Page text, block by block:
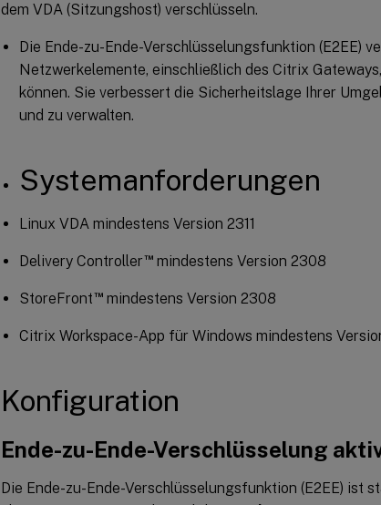
dem VDA (Sitzungshost) verschlüsseln.
Die Ende-zu-Ende-Verschlüsselungsfunktion (E2EE)
Netzwerkelemente, einschließlich des Citrix
können. Sie verbessert die Sicherheitslage Ihrer
und zu verwalten.
Systemanforderungen
Linux VDA mindestens Version 2311
Delivery Controller™mindestens Version 2308
StoreFront™mindestens Version 2308
Citrix Workspace-App für Windows mindestens
Konfiguration
Ende-zu-Ende-Verschlüsselung
Die Ende-zu-Ende-Verschlüsselungsfunktion (E2EE) ist